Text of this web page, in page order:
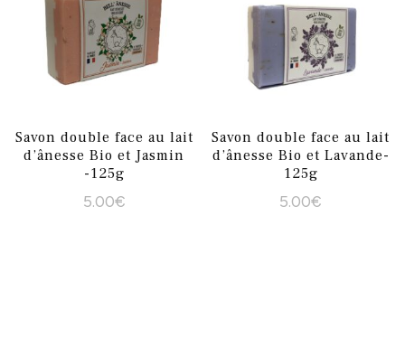
Savon double face au lait
d’ânesse Bio et Jasmin
-125g
5.00€
Savon double face au lait
d’ânesse Bio et Lavande-
125g
5.00€